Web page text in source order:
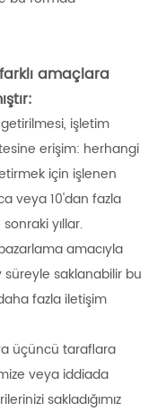
amaçlara
işletim
erişim: herhangi
için işlenen
veya 10'dan fazla
yıllar.
amacıyla
saklanabilir bu
fazla iletişim
üçüncü taraflara
veya iddiada
sakladığımız